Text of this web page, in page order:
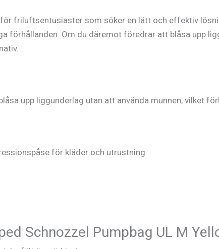
friluftsentusiaster som söker en lätt och effektiv
förhållanden. Om du däremot föredrar att blåsa upp
upp liggunderlag utan att använda munnen, vilket
för kläder och utrustning.
Schnozzel Pumpbag UL M